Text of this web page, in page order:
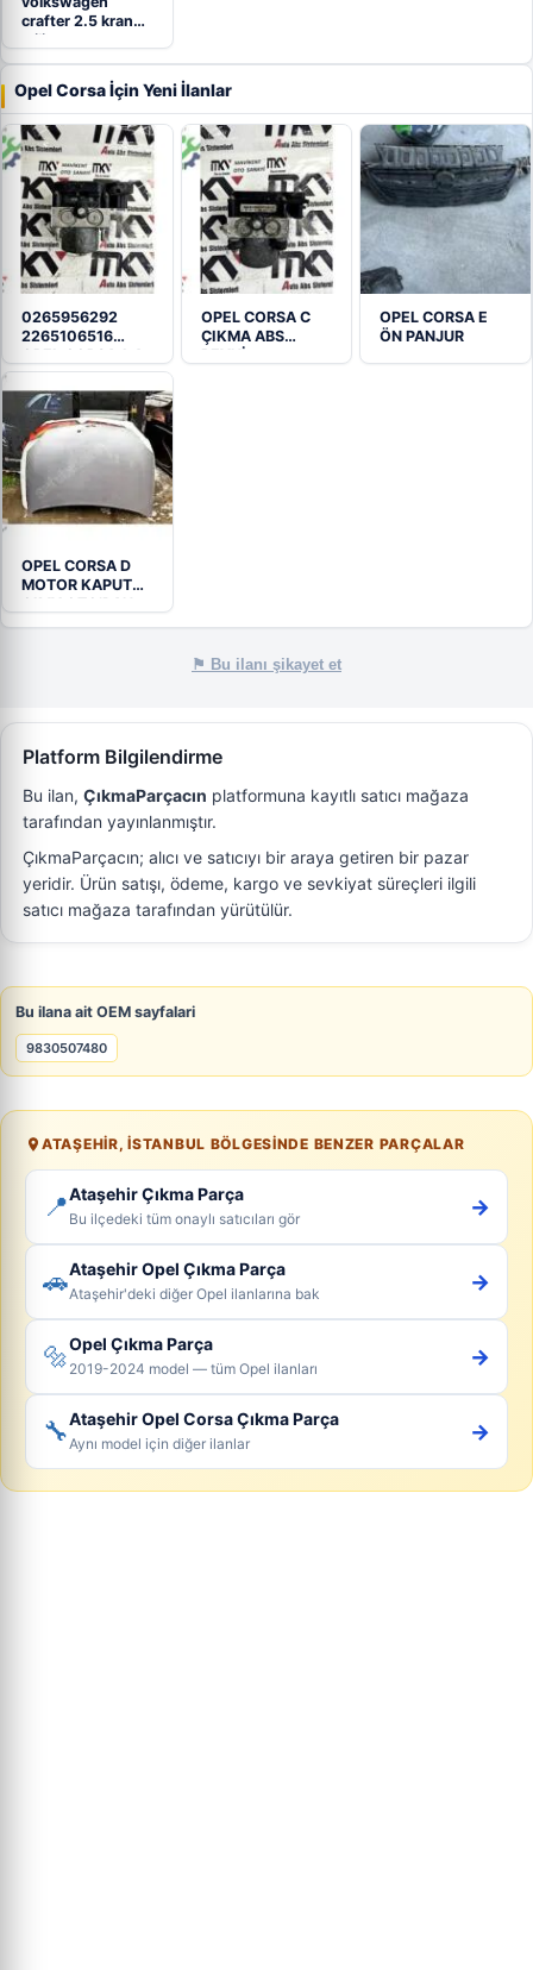
crafter 2.5 krank
mili
Opel Corsa İçin Yeni İlanlar
0265956292
2265106516
OPEL CORSA 1.4
ÇIKMA ABS…
OPEL CORSA C
ÇIKMA ABS
OPEL CORSA E
ÖN PANJUR
OPEL CORSA D
MOTOR KAPUTU
OIMY OTO’DAN
⚑ Bu ilanı şikayet et
Platform Bilgilendirme
Bu ilan, ÇıkmaParçacın platformuna kayıtlı satıcı mağaza
tarafından yayınlanmıştır.
ÇıkmaParçacın; alıcı ve satıcıyı bir araya getiren bir pazar
yeridir. Ürün satışı, ödeme, kargo ve sevkiyat süreçleri ilgili
satıcı mağaza tarafından yürütülür.
Bu ilana ait OEM sayfalari
9830507480
ATAŞEHIR, İSTANBUL BÖLGESINDE BENZER PARÇALAR
📍Ataşehir Çıkma Parça
Bu ilçedeki tüm onaylı satıcıları gör →
🚗Ataşehir Opel Çıkma Parça
Ataşehir'deki diğer Opel ilanlarına bak →
🔩Opel Çıkma Parça
2019-2024 model — tüm Opel ilanları →
🔧Ataşehir Opel Corsa Çıkma Parça
Aynı model için diğer ilanlar →